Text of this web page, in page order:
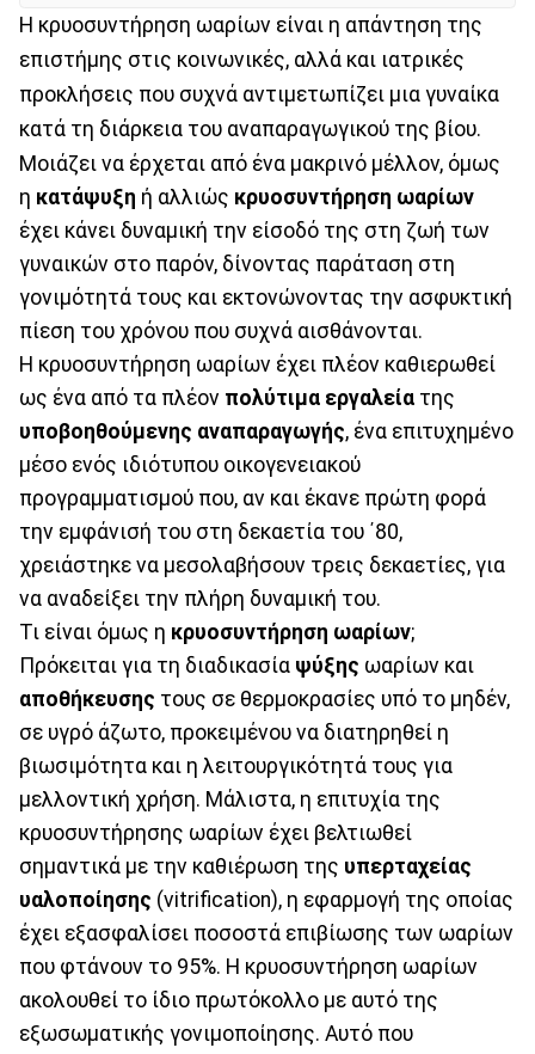
Η κρυοσυντήρηση ωαρίων είναι η απάντηση της
επιστήμης στις κοινωνικές, αλλά και ιατρικές
προκλήσεις που συχνά αντιμετωπίζει μια γυναίκα
κατά τη διάρκεια του αναπαραγωγικού της βίου.
Μοιάζει να έρχεται από ένα μακρινό μέλλον, όμως
η κατάψυξη ή αλλιώς κρυοσυντήρηση ωαρίων
έχει κάνει δυναμική την είσοδό της στη ζωή των
γυναικών στο παρόν, δίνοντας παράταση στη
γονιμότητά τους και εκτονώνοντας την ασφυκτική
πίεση του χρόνου που συχνά αισθάνονται.
Η κρυοσυντήρηση ωαρίων έχει πλέον καθιερωθεί
ως ένα από τα πλέον πολύτιμα εργαλεία της
υποβοηθούμενης αναπαραγωγής, ένα επιτυχημένο
μέσο ενός ιδιότυπου οικογενειακού
προγραμματισμού που, αν και έκανε πρώτη φορά
την εμφάνισή του στη δεκαετία του ΄80,
χρειάστηκε να μεσολαβήσουν τρεις δεκαετίες, για
να αναδείξει την πλήρη δυναμική του.
Τι είναι όμως η κρυοσυντήρηση ωαρίων;
Πρόκειται για τη διαδικασία ψύξης ωαρίων και
αποθήκευσης τους σε θερμοκρασίες υπό το μηδέν,
σε υγρό άζωτο, προκειμένου να διατηρηθεί η
βιωσιμότητα και η λειτουργικότητά τους για
μελλοντική χρήση. Μάλιστα, η επιτυχία της
κρυοσυντήρησης ωαρίων έχει βελτιωθεί
σημαντικά με την καθιέρωση της υπερταχείας
υαλοποίησης (vitrification), η εφαρμογή της οποίας
έχει εξασφαλίσει ποσοστά επιβίωσης των ωαρίων
που φτάνουν το 95%. Η κρυοσυντήρηση ωαρίων
ακολουθεί το ίδιο πρωτόκολλο με αυτό της
εξωσωματικής γονιμοποίησης. Αυτό που